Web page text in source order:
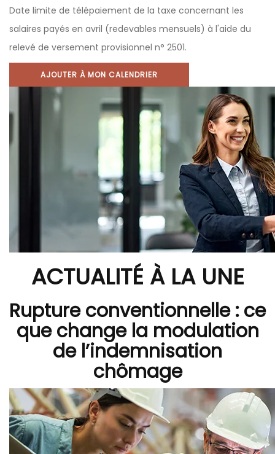
Date limite de télépaiement de la taxe concernant les
salaires payés en avril (redevables mensuels) à l'aide du
relevé de versement provisionnel n° 2501.
AJOUTER À MON CALENDRIER
ACTUALITÉ À LA UNE
Rupture conventionnelle : ce
que change la modulation
de l’indemnisation
chômage